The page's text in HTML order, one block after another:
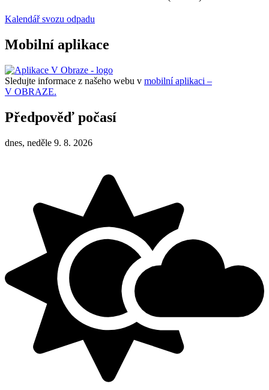
Kalendář svozu odpadu
Mobilní aplikace
Sledujte informace z našeho webu v mobilní aplikaci –
V OBRAZE.
Předpověď počasí
dnes, neděle 9. 8. 2026